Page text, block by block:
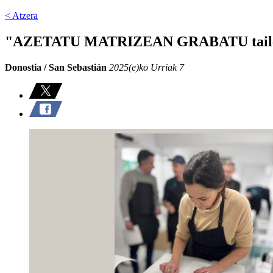
< Atzera
"AZETATU MATRIZEAN GRABATU
Donostia / San Sebastián 2025(e)ko Urriak 7